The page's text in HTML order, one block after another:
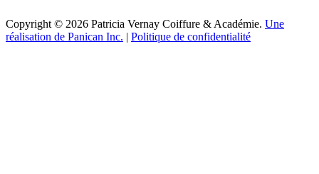
Copyright © 2026 Patricia Vernay Coiffure & Académie. Une
réalisation de Panican Inc. | Politique de confidentialité